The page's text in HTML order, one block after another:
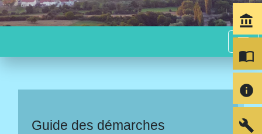
menu
Guide des démarches
account_balance
import_contacts
info
build